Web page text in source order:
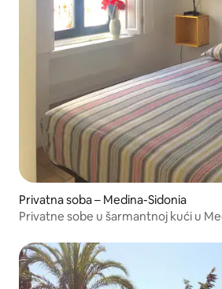
Privatna soba – Medina-Sidonia
Privatne sobe u šarmantnoj kući u